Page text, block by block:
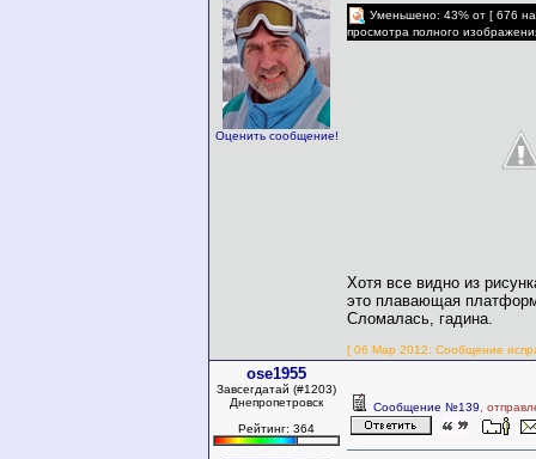
Оценить сообщение!
Уменьшено: 43% от [ 676
просмотра полного
Хотя все видно из
это плавающая
Сломалась, гадина.
[ 06 Мар 2012: Сообщение
ose1955
Завсегдатай (#1203)
Днепропетровск
Рейтинг: 364
Сообщение №139 ,